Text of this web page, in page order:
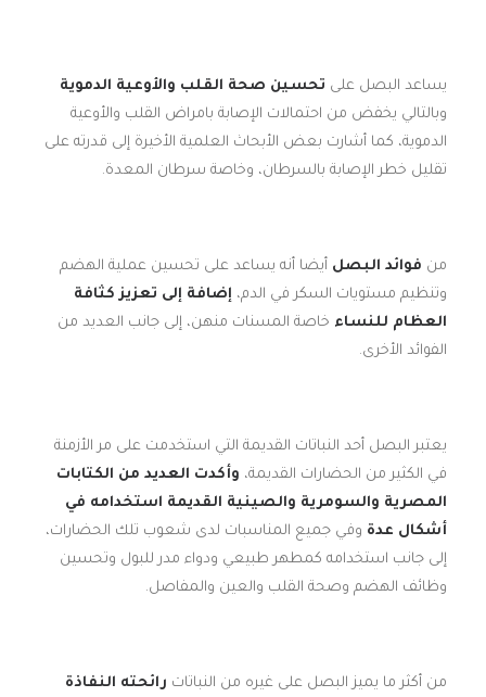
يساعد البصل على تحسين صحة القلب والأوعية الدموية
وبالتالي يخفض من احتمالات الإصابة بامراض القلب والأوعية
الدموية، كما أشارت بعض الأبحاث العلمية الأخيرة إلى قدرته على
تقليل خطر الإصابة بالسرطان، وخاصة سرطان المعدة.
من فوائد البصل أيضا أنه يساعد على تحسين عملية الهضم
وتنظيم مستويات السكر في الدم، إضافة إلى تعزيز كثافة
العظام للنساء خاصة المسنات منهن، إلى جانب العديد من
الفوائد الأخرى.
يعتبر البصل أحد النباتات القديمة التي استخدمت على مر الأزمنة
في الكثير من الحضارات القديمة، وأكدت العديد من الكتابات
المصرية والسومرية والصينية القديمة استخدامه في
أشكال عدة وفي جميع المناسبات لدى شعوب تلك الحضارات،
إلى جانب استخدامه كمطهر طبيعي ودواء مدر للبول وتحسين
وظائف الهضم وصحة القلب والعين والمفاصل.
من أكثر ما يميز البصل على غيره من النباتات رائحته النفاذة